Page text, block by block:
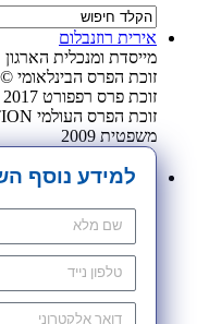
אירית רוזנבלום
מייסדת ומנכלית הארגון
זוכת הפרס הבינלאומי ©STEVIE לנשים פורצות דרך 2019
זוכת פרס רפפורט 2017 על עשייה נשית פורצת דרך
משפטית 2009
למידע נוסף